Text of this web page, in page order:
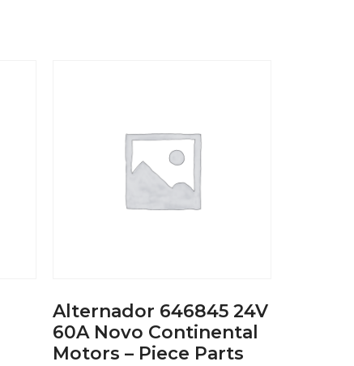
Alternador 646845 24V
60A Novo Continental
Motors – Piece Parts